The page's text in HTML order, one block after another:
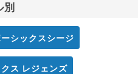
別
シックスシージ
ス レジェンズ